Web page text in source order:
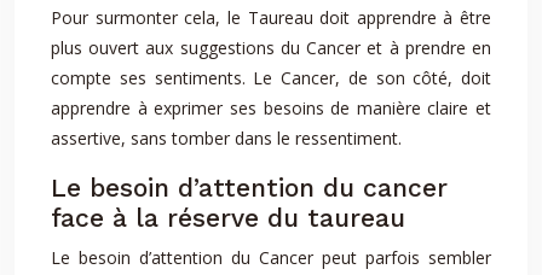
Pour surmonter cela, le Taureau doit apprendre à être
plus ouvert aux suggestions du Cancer et à prendre en
compte ses sentiments. Le Cancer, de son côté, doit
apprendre à exprimer ses besoins de manière claire et
assertive, sans tomber dans le ressentiment.
Le besoin d’attention du cancer
face à la réserve du taureau
Le besoin d’attention du Cancer peut parfois sembler